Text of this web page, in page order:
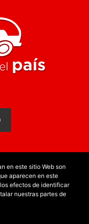
en este sitio Web son
aparecen en este
efectos de identificar
nuestras partes de